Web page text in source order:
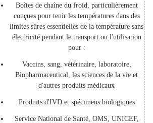
Boîtes de chaîne du froid, particulièrement
conçues pour tenir les températures dans des
limites sûres essentielles de la température sans
électricité pendant le transport ou l'utilisation
pour :
Vaccins, sang, vétérinaire, laboratoire,
Biopharmaceutical, les sciences de la vie et
d'autres produits médicaux
Produits d'IVD et spécimens biologiques
Service National de Santé, OMS, UNICEF,